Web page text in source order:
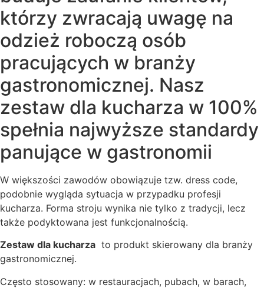
którzy zwracają uwagę na
odzież roboczą osób
pracujących w branży
gastronomicznej. Nasz
zestaw dla kucharza w 100%
spełnia najwyższe standardy
panujące w gastronomii
W większości zawodów obowiązuje tzw. dress code,
podobnie wygląda sytuacja w przypadku profesji
kucharza. Forma stroju wynika nie tylko z tradycji, lecz
także podyktowana jest funkcjonalnością.
Zestaw dla kucharza to produkt skierowany dla branży
gastronomicznej.
Często stosowany: w restauracjach, pubach, w barach,